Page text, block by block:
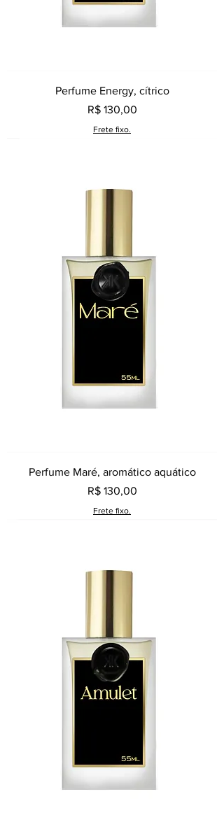
Perfume Energy, cítrico
Preço
R$ 130,00
Frete fixo.
Perfume Maré, aromático aquático
Preço
R$ 130,00
Frete fixo.